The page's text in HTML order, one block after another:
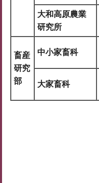
大和高原農業
研究所
畜産
研究
部
中小家畜科
大家畜科